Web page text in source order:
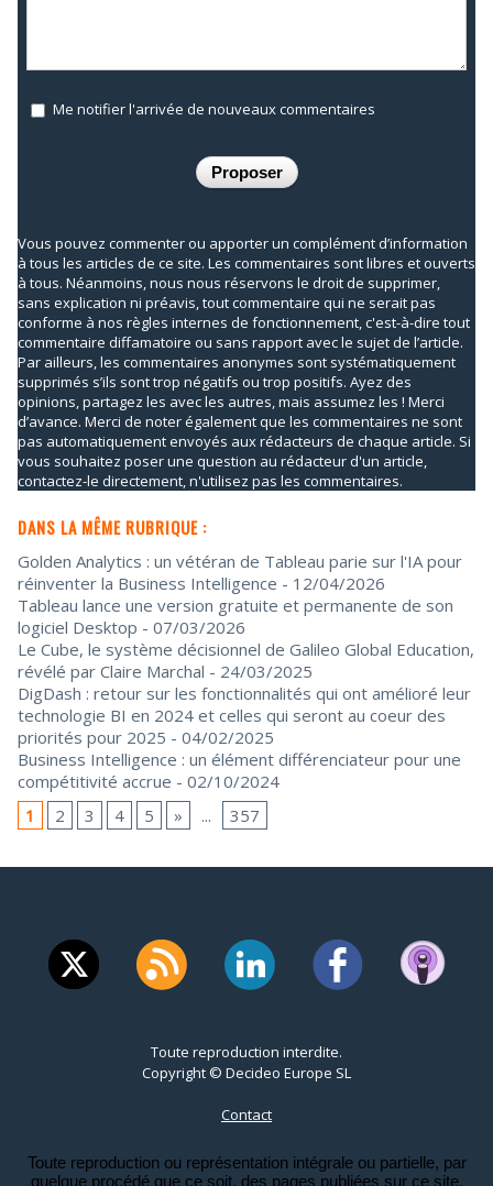
Me notifier l'arrivée de nouveaux commentaires
Vous pouvez commenter ou apporter un complément d’information
à tous les articles de ce site. Les commentaires sont libres et ouverts
à tous. Néanmoins, nous nous réservons le droit de supprimer,
sans explication ni préavis, tout commentaire qui ne serait pas
conforme à nos règles internes de fonctionnement, c'est-à-dire tout
commentaire diffamatoire ou sans rapport avec le sujet de l’article.
Par ailleurs, les commentaires anonymes sont systématiquement
supprimés s’ils sont trop négatifs ou trop positifs. Ayez des
opinions, partagez les avec les autres, mais assumez les ! Merci
d’avance. Merci de noter également que les commentaires ne sont
pas automatiquement envoyés aux rédacteurs de chaque article. Si
vous souhaitez poser une question au rédacteur d'un article,
contactez-le directement, n'utilisez pas les commentaires.
DANS LA MÊME RUBRIQUE :
Golden Analytics : un vétéran de Tableau parie sur l'IA pour
réinventer la Business Intelligence - 12/04/2026
Tableau lance une version gratuite et permanente de son
logiciel Desktop - 07/03/2026
Le Cube, le système décisionnel de Galileo Global Education,
révélé par Claire Marchal - 24/03/2025
DigDash : retour sur les fonctionnalités qui ont amélioré leur
technologie BI en 2024 et celles qui seront au coeur des
priorités pour 2025 - 04/02/2025
Business Intelligence : un élément différenciateur pour une
compétitivité accrue - 02/10/2024
1
2 3 4 5 » ... 357
Toute reproduction interdite.
Copyright © Decideo Europe SL
Contact
Toute reproduction ou représentation intégrale ou partielle, par
quelque procédé que ce soit, des pages publiées sur ce site,